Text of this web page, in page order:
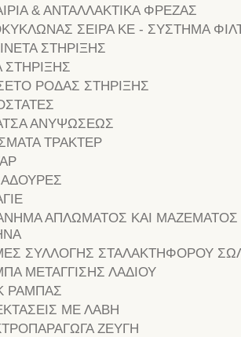
& ΑΝΤΑΛΛΑΚΤΙΚΑ ΦΡΕΖΑΣ
ΣΕΙΡΑ ΚΕ - ΣΥΣΤΗΜΑ
ΣΤΗΡΙΞΗΣ
ΣΤΗΡΙΞΗΣ
ΡΟΔΑΣ ΣΤΗΡΙΞΗΣ
ΑΝΥΨΩΣΕΩΣ
ΤΡΑΚΤΕΡ
ΑΠΛΩΜΑΤΟΣ ΚΑΙ
ΣΥΛΛΟΓΗΣ ΣΤΑΛΑΚΤΗΦΟΡΟΥ
ΜΕΤΑΓΓΙΣΗΣ ΛΑΔΙΟΥ
ΡΑΜΠΑΣ
ΜΕ ΛΑΒΗ
ΖΕΥΓΗ